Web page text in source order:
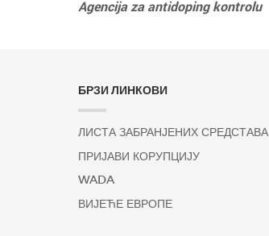
Agencija za antidoping kontrolu
БРЗИ ЛИНКОВИ
ЛИСТА ЗАБРАНЈЕНИХ СРЕДСТАВА
ПРИЈАВИ КОРУПЦИЈУ
WADA
ВИЈЕЋЕ ЕВРОПЕ